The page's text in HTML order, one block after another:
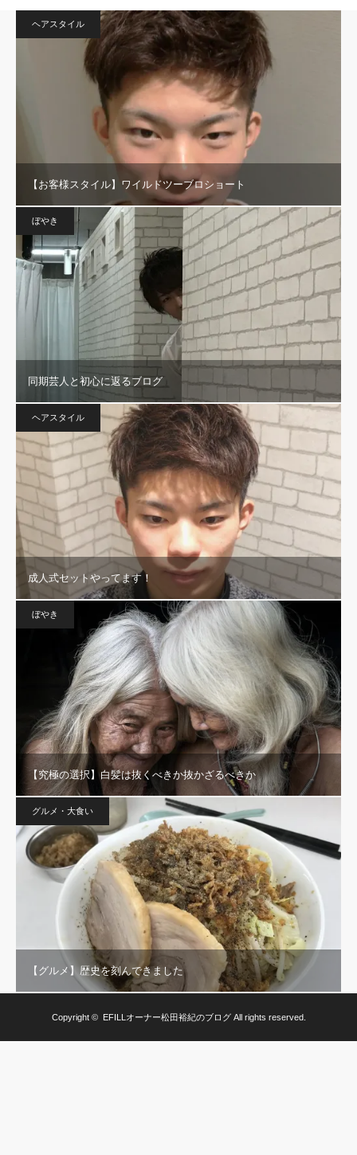
ヘアスタイル
【お客様スタイル】ワイルドツーブロショート
ぼやき
同期芸人と初心に返るブログ
ヘアスタイル
成人式セットやってます！
ぼやき
【究極の選択】白髪は抜くべきか抜かざるべきか
グルメ・大食い
【グルメ】歴史を刻んできました
Copyright © EFILLオーナー松田裕紀のブログAll rights reserved.